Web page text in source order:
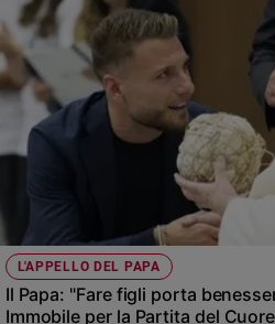
Devozione
fede
Parola
giorno
giorno
Società
e
valori
L'APPELLO DEL PAPA
Il Papa: "Fare figli porta
Immobile per la Partita del Cuore